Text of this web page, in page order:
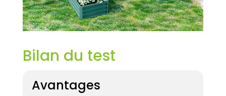
Bilan du test
Avantages